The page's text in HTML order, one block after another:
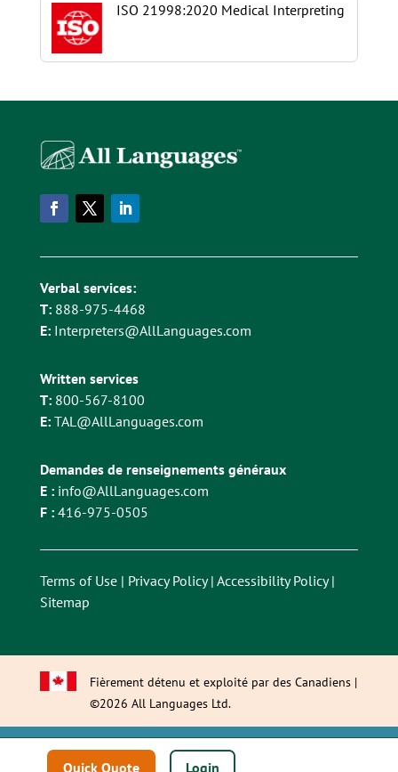
Quick Quote Login
ISO 21998:2020 Medical Interpreting
Verbal services:
T: 888-975-4468
E: Interpreters@AllLanguages.com
Written services
T: 800-567-8100
E: TAL@AllLanguages.com
Demandes de renseignements généraux
E : info@AllLanguages.com
F :416-975-0505
Terms of Use| Privacy Policy| Accessibility Policy|
Sitemap
Fièrement détenu et exploité par des Canadiens |
©2026 All Languages Ltd.
This site is registered onwpml.orgas a development site. Switch to a